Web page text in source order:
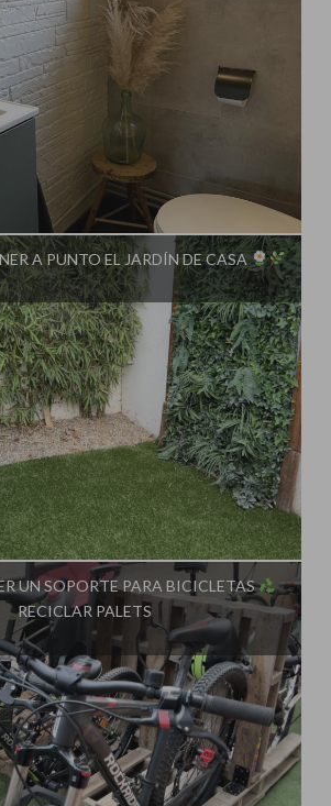
Influencer: Steffido
A PUNTO EL JARDÍN DE CASA
Influencer:Steffido
UN SOPORTE PARA BICICLETAS
RECICLAR PALETS